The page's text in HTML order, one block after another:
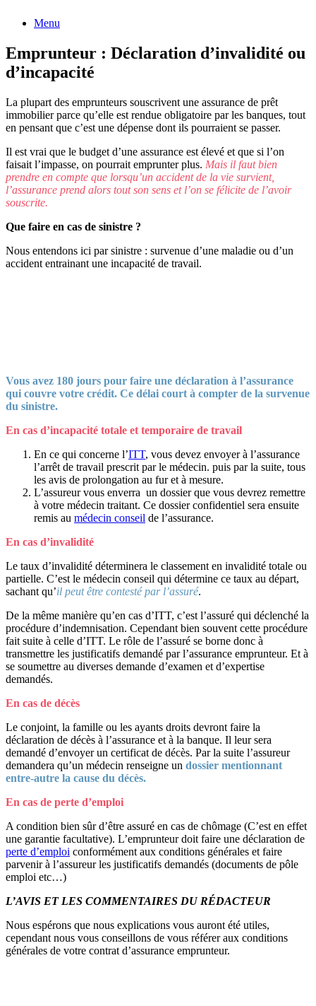
Menu
Emprunteur : Déclaration d’invalidité ou
d’incapacité
La plupart des emprunteurs souscrivent une assurance de prêt
immobilier parce qu’elle est rendue obligatoire par les banques, tout
en pensant que c’est une dépense dont ils pourraient se passer.
Il est vrai que le budget d’une assurance est élevé et que si l’on
faisait l’impasse, on pourrait emprunter plus. Mais il faut bien
prendre en compte que lorsqu’un accident de la vie survient,
l’assurance prend alors tout son sens et l’on se félicite de l’avoir
souscrite.
Que faire en cas de sinistre ?
Nous entendons ici par sinistre : survenue d’une maladie ou d’un
accident entrainant une incapacité de travail.
Vous avez 180 jours pour faire une déclaration à l’assurance
qui couvre votre crédit. Ce délai court à compter de la survenue
du sinistre.
En cas d’incapacité totale et temporaire de travail
En ce qui concerne l’ITT, vous devez envoyer à l’assurance
l’arrêt de travail prescrit par le médecin. puis par la suite, tous
les avis de prolongation au fur et à mesure.
L’assureur vous enverra un dossier que vous devrez remettre
à votre médecin traitant. Ce dossier confidentiel sera ensuite
remis au médecin conseil de l’assurance.
En cas d’invalidité
Le taux d’invalidité déterminera le classement en invalidité totale ou
partielle. C’est le médecin conseil qui détermine ce taux au départ,
sachant qu’il peut être contesté par l’assuré.
De la même manière qu’en cas d’ITT, c’est l’assuré qui déclenché la
procédure d’indemnisation. Cependant bien souvent cette procédure
fait suite à celle d’ITT. Le rôle de l’assuré se borne donc à
transmettre les justificatifs demandé par l’assurance emprunteur. Et à
se soumettre au diverses demande d’examen et d’expertise
demandés.
En cas de décès
Le conjoint, la famille ou les ayants droits devront faire la
déclaration de décès à l’assurance et à la banque. Il leur sera
demandé d’envoyer un certificat de décès. Par la suite l’assureur
demandera qu’un médecin renseigne un dossier mentionnant
entre-autre la cause du décès.
En cas de perte d’emploi
A condition bien sûr d’être assuré en cas de chômage (C’est en effet
une garantie facultative). L’emprunteur doit faire une déclaration de
perte d’emploi conformément aux conditions générales et faire
parvenir à l’assureur les justificatifs demandés (documents de pôle
emploi etc…)
L’AVIS ET LES COMMENTAIRES DU RÉDACTEUR
Nous espérons que nous explications vous auront été utiles,
cependant nous vous conseillons de vous référer aux conditions
générales de votre contrat d’assurance emprunteur.